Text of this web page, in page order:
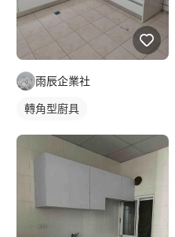
雨辰企業社
轉角型廚具